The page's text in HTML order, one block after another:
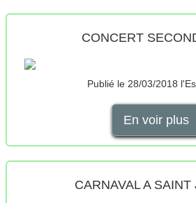
CONCERT
Publié le 28/03/2018
En voir plus
CARNAVAL A SAINT